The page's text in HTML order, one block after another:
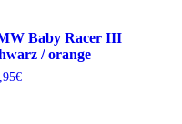
Baby Racer III
/ orange
€